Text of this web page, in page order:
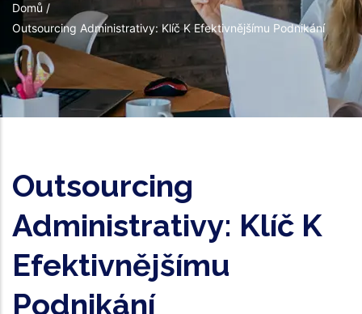
Drobečková
navigace
Domů /
Outsourcing Administrativy: Klíč K Efektivnějšímu Podnikání
Outsourcing
Administrativy: Klíč K
Efektivnějšímu
Podnikání